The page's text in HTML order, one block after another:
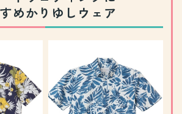
めかりゆしウェア